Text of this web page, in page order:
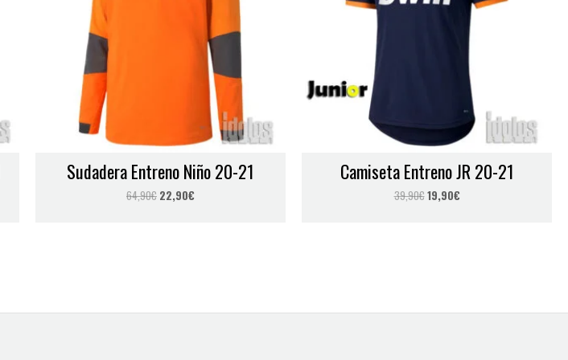
Correo electrónico
Sudadera Entreno Niño 20-21
64,90€ 22,90€
Camiseta Entreno JR 20-21
39,90€19,90€